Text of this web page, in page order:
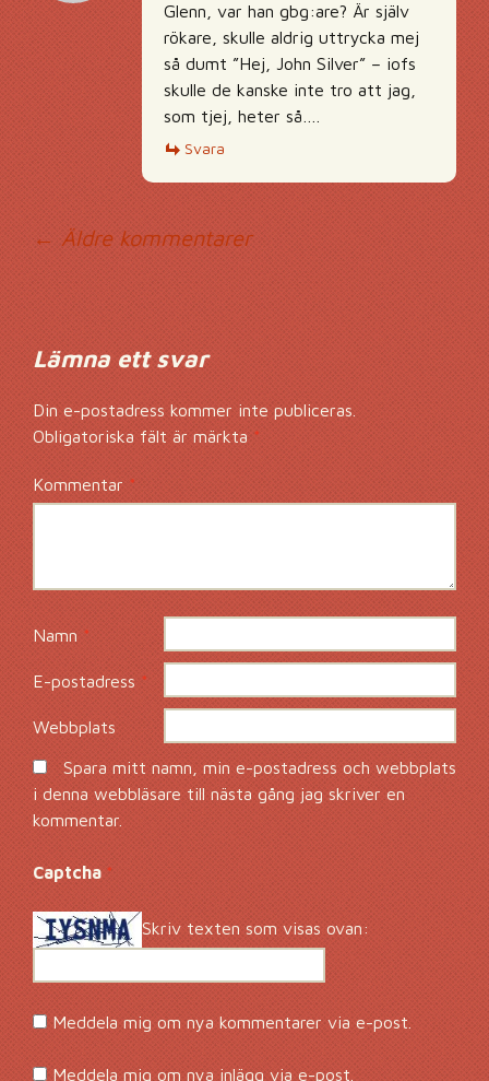
Glenn, var han gbg:are? Är själv
rökare, skulle aldrig uttrycka mej
så dumt ”Hej, John Silver” – iofs
skulle de kanske inte tro att jag,
som tjej, heter så….
Svara
← Äldre kommentarer
Lämna ett svar
Din e-postadress kommer inte publiceras.
Obligatoriska fält är märkta*
Kommentar *
Namn *
E-postadress *
Webbplats
Spara mitt namn, min e-postadress och webbplats
i denna webbläsare till nästa gång jag skriver en
kommentar.
Captcha *
Skriv texten som visas ovan:
Meddela mig om nya kommentarer via e-post.
Meddela mig om nya inlägg via e-post.